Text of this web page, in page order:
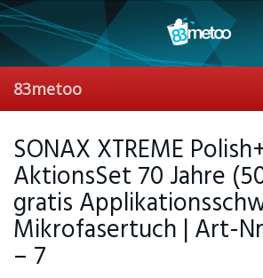
Skip
to
content
83metoo
SONAX XTREME
AktionsSet 70 Jahre
gratis
Mikrofasertuch | Art-
– 7